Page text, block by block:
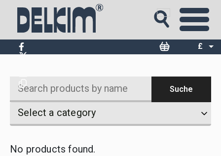
£
Silber
Search
products
by
name
Suche
Select
a
Select a category
Select
category
No products found.